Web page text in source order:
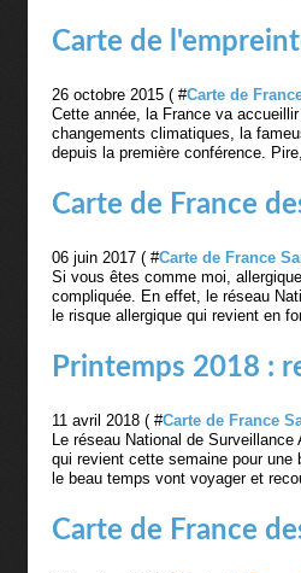
Carte de
26 octobre 2015 ( #Carte de
Cette année, la France va
changements climatiques, la
depuis la première conférence.
Carte de France
06 juin 2017 ( #Carte de France
Si vous êtes comme moi,
compliquée. En effet, le réseau
le risque allergique qui revient en
Printemps 2018 :
11 avril 2018 ( #Carte de France
Le réseau National de
qui revient cette semaine pour
le beau temps vont voyager et
Carte de France